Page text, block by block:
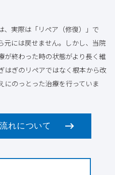
、実際は「リペア（修復）」で
元には戻せません。しかし、当院
が終わった時の状態がより長く維
はぎのリペアではなく根本から改
にのっとった治療を行っていま
れについて